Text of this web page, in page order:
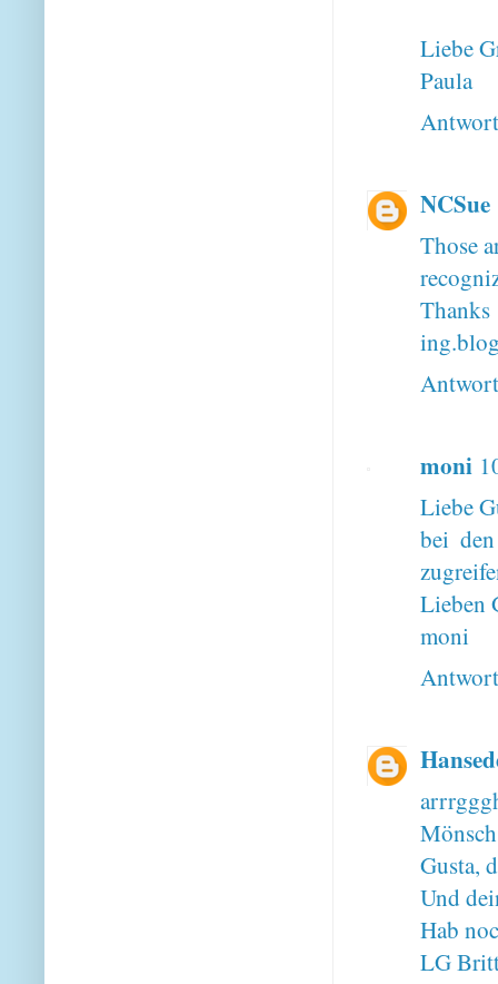
Liebe
Paula
NCSue
Those
moni
Liebe
bei
Lieben
moni
Gusta,
Und
Hab
LG